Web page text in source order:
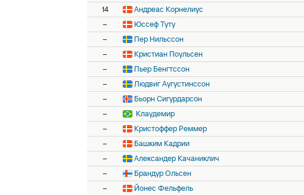
14 Андреас Корнелиус
– Юссеф Туту
– Пер Нильссон
– Кристиан Поульсен
–
Пьер Бенгтссон
– Людвиг Аугустинссон
– Бьорн Сигурдарсон
– Клаудемир
– Кристоффер Реммер
– Башким Кадрии
– Александер Качаниклич
– Брандур Ольсен
–
Йонес Фельфель